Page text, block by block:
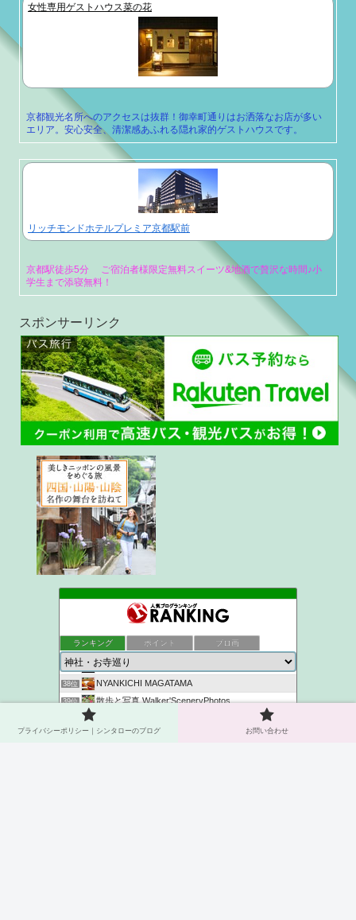
女性専用ゲストハウス菜の花
京都観光名所へのアクセスは抜群！御幸町通りはお洒落なお店が多い
エリア。安心安全、清潔感あふれる隠れ家的ゲストハウスです。
リッチモンドホテルプレミア京都駅前
京都駅徒歩5分 ご宿泊者様限定無料スイーツ&地酒で贅沢な時間♪小
学生まで添寝無料！
スポンサーリンク
ランキング ポイント ブロ画
生活のヒント
36位 かめちゃんの日記
37位 京都観光なら京都散歩道
38位 NYANKICHI MAGATAMA
39位 散歩と写真 Walker'SceneryPhotos
41位 シンタロー＠京都 神社仏閣ブログ
プライバシーポリシー｜シンタローのブログ お問い合わせ